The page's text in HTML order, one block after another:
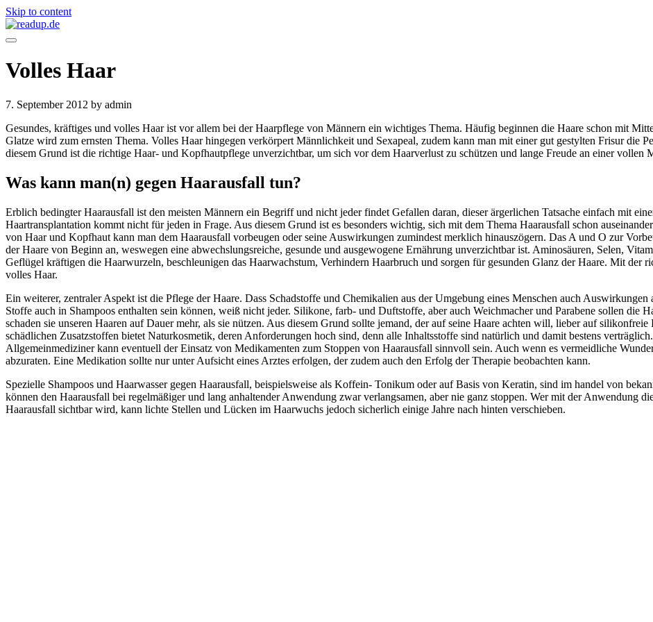
Skip to content
Volles Haar
7. September 2012 by admin
Gesundes, kräftiges und volles Haar ist vor allem bei der Haarpflege von Männern ein wichtiges Thema. Häufig beginnen die Haare schon mit
Glatze wird zum ernsten Thema. Volles Haar hingegen verkörpert Männlichkeit und Sexapeal, zudem kann man mit einer gut gestylten Frisur die
diesem Grund ist die richtige Haar- und Kopfhautpflege unverzichtbar, um sich vor dem Haarverlust zu schützen und lange Freude an einer vollen
Was kann man(n) gegen Haarausfall tun?
Erblich bedingter Haarausfall ist den meisten Männern ein Begriff und nicht jeder findet Gefallen daran, dieser ärgerlichen Tatsache einfach mit
Haartransplantation kommt nicht für jeden in Frage. Aus diesem Grund ist es besonders wichtig, sich mit dem Thema Haarausfall schon
von Haar und Kopfhaut kann man dem Haarausfall vorbeugen oder seine Auswirkungen zumindest merklich hinauszögern. Das A und O zur
der Haare von Beginn an, weswegen eine abwechslungsreiche, gesunde und ausgewogene Ernährung unverzichtbar ist. Aminosäuren, Selen,
Geflügel kräftigen die Haarwurzeln, beschleunigen das Haarwachstum, Verhindern Haarbruch und sorgen für gesunden Glanz der Haare. Mit der
volles Haar.
Ein weiterer, zentraler Aspekt ist die Pflege der Haare. Dass Schadstoffe und Chemikalien aus der Umgebung eines Menschen auch Auswirkungen
Stoffe auch in Shampoos enthalten sein können, weiß nicht jeder. Silikone, farb- und Duftstoffe, aber auch Weichmacher und Parabene sollen die
schaden sie unseren Haaren auf Dauer mehr, als sie nützen. Aus diesem Grund sollte jemand, der auf seine Haare achten will, lieber auf
schädlichen Zusatzstoffen bietet Naturkosmetik, deren Anforderungen hoch sind, denn alle Inhaltsstoffe sind natürlich und damit bestens
Allgemeinmediziner kann eventuell der Einsatz von Medikamenten zum Stoppen von Haarausfall sinnvoll sein. Auch wenn es vermeidliche
abzuraten. Eine Medikation sollte nur unter Aufsicht eines Arztes erfolgen, der zudem auch den Erfolg der Therapie beobachten kann.
Spezielle Shampoos und Haarwasser gegen Haarausfall, beispielsweise als Koffein- Tonikum oder auf Basis von Keratin, sind im handel von
können den Haarausfall bei regelmäßiger und lang anhaltender Anwendung zwar verlangsamen, aber nie ganz stoppen. Wer mit der Anwendung
Haarausfall sichtbar wird, kann lichte Stellen und Lücken im Haarwuchs jedoch sicherlich einige Jahre nach hinten verschieben.